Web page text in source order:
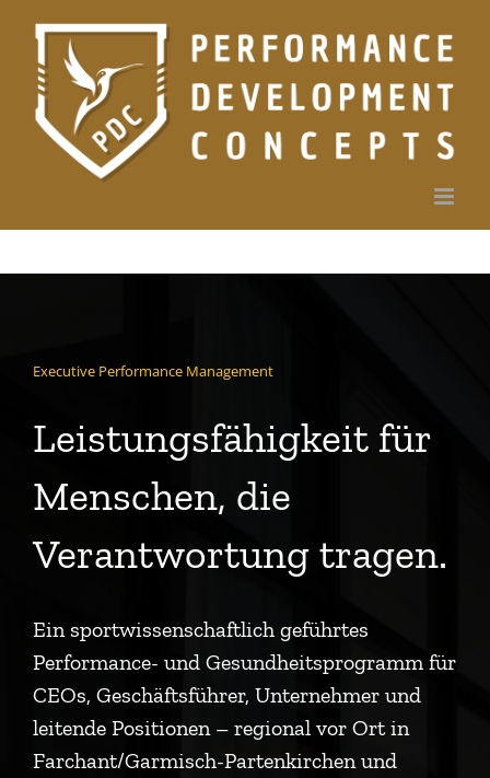
Inhalt
Executive Performance Management
Leistungsfähigkeit für
Menschen, die
Verantwortung tragen.
Ein sportwissenschaftlich geführtes
Performance- und Gesundheitsprogramm für
CEOs, Geschäftsführer, Unternehmer und
leitende Positionen – regional vor Ort in
Farchant/Garmisch-Partenkirchen und